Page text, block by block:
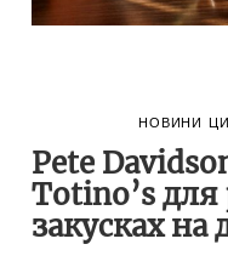
НОВИНИ
Pete
Totino’s для
закусках на